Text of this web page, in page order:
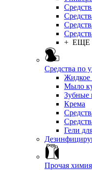
+ ЕЩЕ
Средства по
Мыло
Зубные
Крема
Гели
Прочая химия